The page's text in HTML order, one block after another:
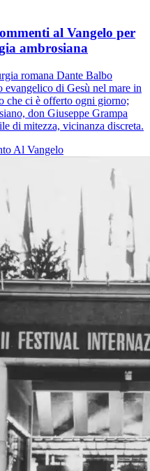
al Vangelo per
ambrosiana
romana Dante Balbo
di Gesù nel mare in
che ci è offerto ogni giorno;
don Giuseppe Grampa
di mitezza, vicinanza discreta.
Al Vangelo